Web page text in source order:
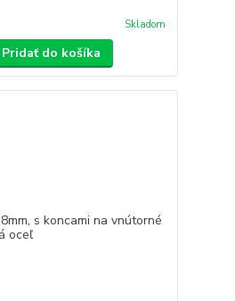
Skladom
Pridať do košíka